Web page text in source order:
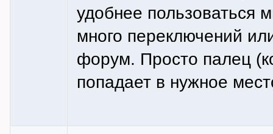
удобнее пользоваться
много переключений
форум. Просто палец
попадает в нужное